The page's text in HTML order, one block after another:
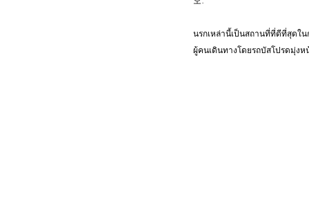
นรกเหล่านี้เป็นสถานที่ที่ดีที่สุดใ
ผู้คนเดินทางโดยรถบัสโปรดมุ่ง